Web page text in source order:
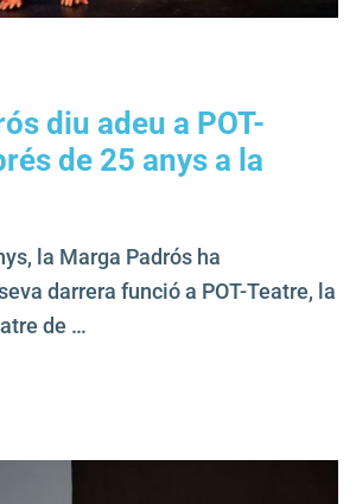
diu adeu a POT-
de 25 anys a la
la Marga Padrós ha
darrera funció a POT-Teatre, la
de …